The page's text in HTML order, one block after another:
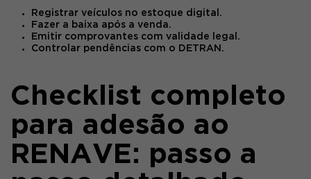
Registrar veículos no estoque digital.
Fazer a baixa após a venda.
Emitir comprovantes com validade legal.
Controlar pendências com o DETRAN.
Checklist completo
para adesão ao
RENAVE: passo a